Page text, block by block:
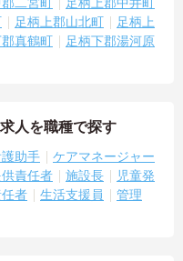
二宮町
足柄上郡中井町
足柄上郡山北町
足柄上
真鶴町
足柄下郡湯河原
人を職種で探す
助手
ケアマネージャー
責任者 施設長
児童発
者 生活支援員
管理